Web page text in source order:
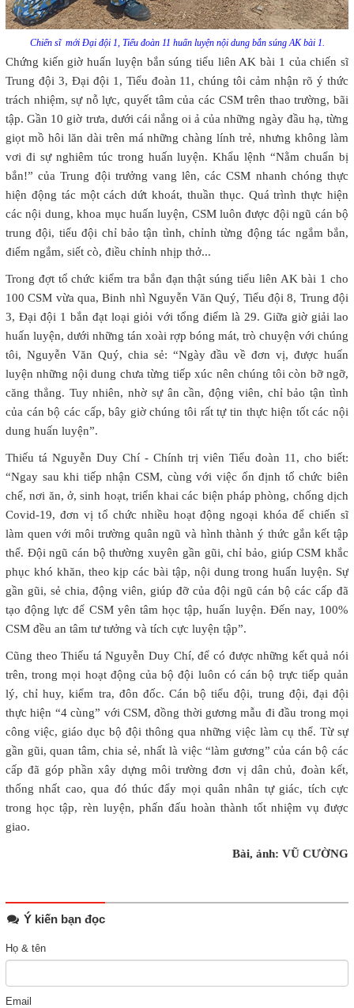
Chiến sĩ mới Đại đội 1, Tiểu đoàn 11 huấn luyện nội dung bắn súng AK bài 1.
Chứng kiến giờ huấn luyện bắn súng tiểu liên AK bài 1 của chiến sĩ
Trung đội 3, Đại đội 1, Tiểu đoàn 11, chúng tôi cảm nhận rõ ý thức
trách nhiệm, sự nỗ lực, quyết tâm của các CSM trên thao trường, bãi
tập. Gần 10 giờ trưa, dưới cái nắng oi ả của những ngày đầu hạ, từng
giọt mồ hôi lăn dài trên má những chàng lính trẻ, nhưng không làm
vơi đi sự nghiêm túc trong huấn luyện. Khẩu lệnh “Nằm chuẩn bị
bắn!” của Trung đội trưởng vang lên, các CSM nhanh chóng thực
hiện động tác một cách dứt khoát, thuần thục. Quá trình thực hiện
các nội dung, khoa mục huấn luyện, CSM luôn được đội ngũ cán bộ
trung đội, tiểu đội chỉ bảo tận tình, chỉnh từng động tác ngắm bắn,
điểm ngắm, siết cò, điều chỉnh nhịp thở...
Trong đợt tổ chức kiểm tra bắn đạn thật súng tiểu liên AK bài 1 cho
100 CSM vừa qua, Binh nhì Nguyễn Văn Quý, Tiểu đội 8, Trung đội
3, Đại đội 1 bắn đạt loại giỏi với tổng điểm là 29. Giữa giờ giải lao
huấn luyện, dưới những tán xoài rợp bóng mát, trò chuyện với chúng
tôi, Nguyễn Văn Quý, chia sẻ: “Ngày đầu về đơn vị, được huấn
luyện những nội dung chưa từng tiếp xúc nên chúng tôi còn bỡ ngỡ,
căng thẳng. Tuy nhiên, nhờ sự ân cần, động viên, chỉ bảo tận tình
của cán bộ các cấp, bây giờ chúng tôi rất tự tin thực hiện tốt các nội
dung huấn luyện”.
Thiếu tá Nguyễn Duy Chí - Chính trị viên Tiểu đoàn 11, cho biết:
“Ngay sau khi tiếp nhận CSM, cùng với việc ổn định tổ chức biên
chế, nơi ăn, ở, sinh hoạt, triển khai các biện pháp phòng, chống dịch
Covid-19, đơn vị tổ chức nhiều hoạt động ngoại khóa để chiến sĩ
làm quen với môi trường quân ngũ và hình thành ý thức gắn kết tập
thể. Đội ngũ cán bộ thường xuyên gần gũi, chỉ bảo, giúp CSM khắc
phục khó khăn, theo kịp các bài tập, nội dung trong huấn luyện. Sự
gần gũi, sẻ chia, động viên, giúp đỡ của đội ngũ cán bộ các cấp đã
tạo động lực để CSM yên tâm học tập, huấn luyện. Đến nay, 100%
CSM đều an tâm tư tưởng và tích cực luyện tập”.
Cũng theo Thiếu tá Nguyễn Duy Chí, để có được những kết quả nói
trên, trong mọi hoạt động của bộ đội luôn có cán bộ trực tiếp quản
lý, chỉ huy, kiểm tra, đôn đốc. Cán bộ tiểu đội, trung đội, đại đội
thực hiện “4 cùng” với CSM, đồng thời gương mẫu đi đầu trong mọi
công việc, giáo dục bộ đội thông qua những việc làm cụ thể. Từ sự
gần gũi, quan tâm, chia sẻ, nhất là việc “làm gương” của cán bộ các
cấp đã góp phần xây dựng môi trường đơn vị dân chủ, đoàn kết,
thống nhất cao, qua đó thúc đẩy mọi quân nhân tự giác, tích cực
trong học tập, rèn luyện, phấn đấu hoàn thành tốt nhiệm vụ được
giao.
Bài, ảnh: VŨ CƯỜNG
Ý kiến bạn đọc
Họ & tên
Email